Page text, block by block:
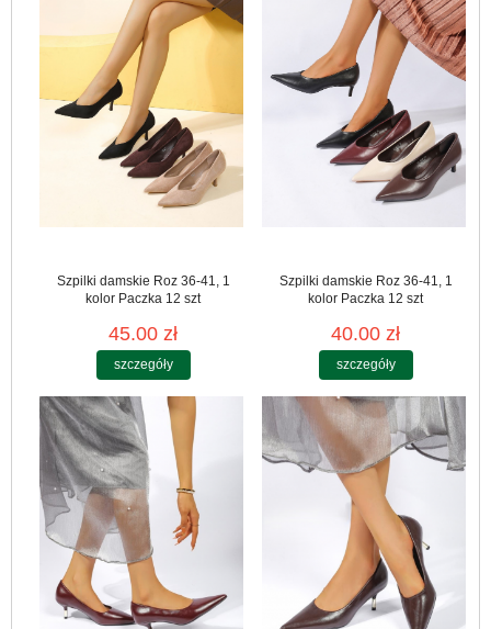
Szpilki damskie Roz 36-41, 1
kolor Paczka 12 szt
45.00 zł
szczegóły
Szpilki damskie Roz 36-41, 1
kolor Paczka 12 szt
40.00 zł
szczegóły